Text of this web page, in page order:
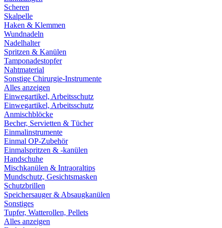
Scheren
Skalpelle
Haken & Klemmen
Wundnadeln
Nadelhalter
Spritzen & Kanülen
Tamponadestopfer
Nahtmaterial
Sonstige Chirurgie-Instrumente
Alles anzeigen
Einwegartikel, Arbeitsschutz
Einwegartikel, Arbeitsschutz
Anmischblöcke
Becher, Servietten & Tücher
Einmalinstrumente
Einmal OP-Zubehör
Einmalspritzen & -kanülen
Handschuhe
Mischkanülen & Intraoraltips
Mundschutz, Gesichtsmasken
Schutzbrillen
Speichersauger & Absaugkanülen
Sonstiges
Tupfer, Watterollen, Pellets
Alles anzeigen